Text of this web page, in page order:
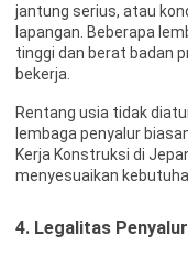
jantung serius, atau
lapangan. Beberapa
tinggi dan berat badan
bekerja.
Rentang usia tidak
lembaga penyalur
Kerja Konstruksi di
menyesuaikan
4. Legalitas